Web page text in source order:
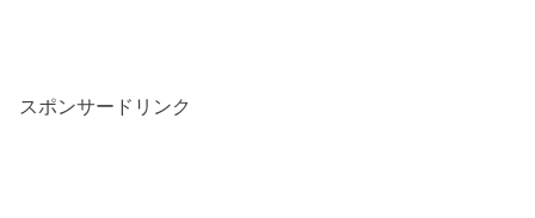
スポンサードリンク